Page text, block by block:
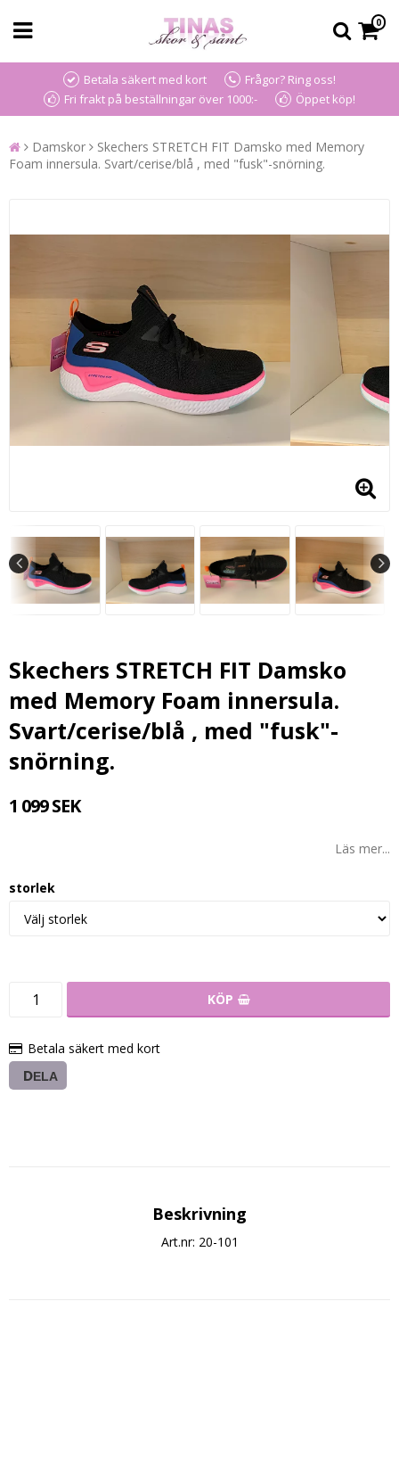
0
Betala säkert med kort
Frågor? Ring oss!
Fri frakt på beställningar över 1000:-
Öppet köp!
Damskor
Skechers STRETCH FIT Damsko med Memory
Foam innersula. Svart/cerise/blå , med "fusk"-snörning.
Skechers STRETCH FIT Damsko
med Memory Foam innersula.
Svart/cerise/blå , med "fusk"-
snörning.
1 099 SEK
Läs mer...
storlek
KÖP
Betala säkert med kort
DELA
Beskrivning
Art.nr: 20-101